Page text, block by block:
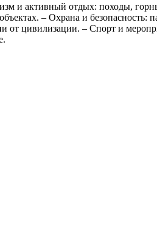
и активный отдых: походы,
– Охрана и безопасность:
от цивилизации. – Спорт и